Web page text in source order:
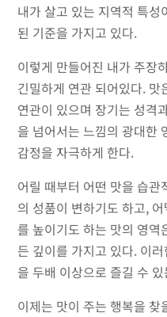
내가 살고 있는 지역적 특성
된 기준을 가지고 있다.
이렇게 만들어진 내가 주장
긴밀하게 연관 되어있다.
연관이 있으며 장기는 성격
을 넘어서는 느낌의 광대한
감정을 자극하게 한다.
어릴 때부터 어떤 맛을 습
의 성품이 변하기도 하고,
를 높이기도 하는 맛의 영역
든 깊이를 가지고 있다. 이
을 두배 이상으로 즐길 수
이제는 맛이 주는 행복을 찾